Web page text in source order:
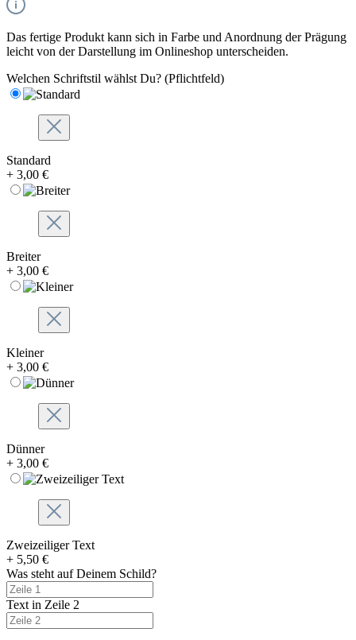
Das fertige Produkt kann sich in Farbe und Anordnung der Prägung
leicht von der Darstellung im Onlineshop unterscheiden.
Welchen Schriftstil wählst Du? (Pflichtfeld)
Standard
+ 3,00 €
Breiter
+ 3,00 €
Kleiner
+ 3,00 €
Dünner
+ 3,00 €
Zweizeiliger Text
+ 5,50 €
Was steht auf Deinem Schild?
Text in Zeile 2